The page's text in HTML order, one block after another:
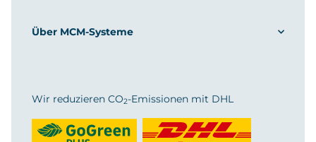
Über MCM-Systeme
Wir reduzieren CO2-Emissionen mit DHL